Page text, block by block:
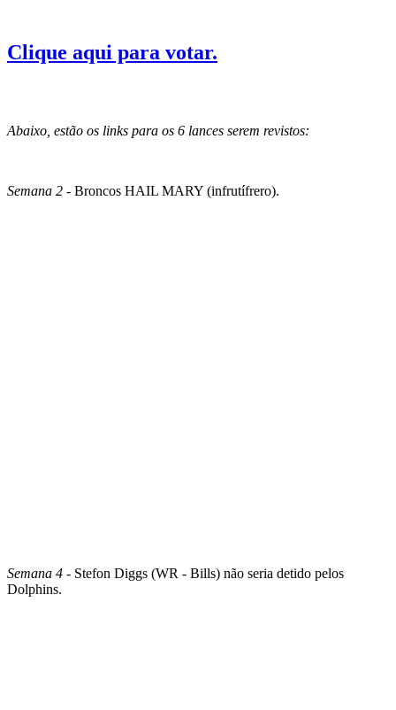
Clique aqui para votar.
Abaixo, estão os links para os 6 lances serem revistos:
Semana 2 - Broncos HAIL MARY (infrutífrero).
Semana 4 - Stefon Diggs (WR - Bills) não seria detido pelos
Dolphins.